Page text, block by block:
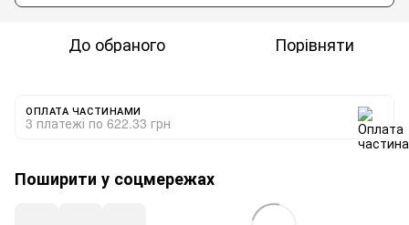
До обраного Порівняти
ОПЛАТА ЧАСТИНАМИ
3 платежі по 622.33 грн
Поширити у соцмережах